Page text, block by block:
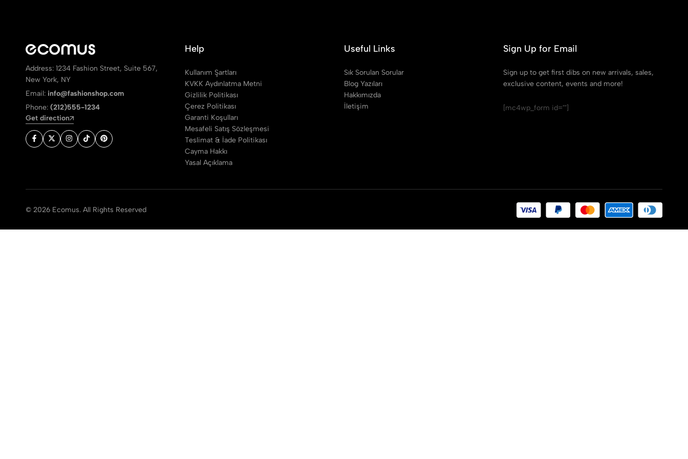
Address: 1234 Fashion Street, Suite 567,
New York, NY
Email: info@fashionshop.com
Phone: (212)555-1234
Get direction
Help
Kullanım Şartları
KVKK Aydınlatma Metni
Gizlilik Politikası
Çerez Politikası
Garanti Koşulları
Mesafeli Satış Sözleşmesi
Teslimat & İade Politikası
Cayma Hakkı
Yasal Açıklama
Useful Links
Sık Sorulan Sorular
Blog Yazıları
Hakkımızda
İletişim
Sign Up for Email
Sign up to get first dibs on new arrivals, sales,
exclusive content, events and more!
[mc4wp_form id=""]
© 2026 Ecomus. All Rights Reserved